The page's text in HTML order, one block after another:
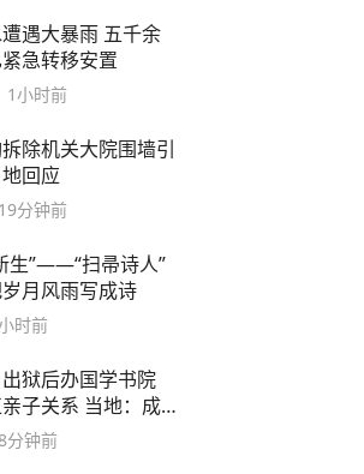
遇大暴雨 五千余
急转移安置
1小时前
除机关大院围墙引
回应
19分钟前
生”——“扫帚诗人”
月风雨写成诗
时前
狱后办国学书院
子关系 当地：成
组
分钟前